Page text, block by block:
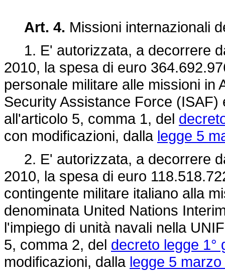
Art. 4. Missioni internazionali
1. E' autorizzata, a decorrere
2010, la spesa di euro
personale militare alle missioni in
Security Assistance Force
all'articolo 5, comma 1, del
con modificazioni, dalla legge 5
2. E' autorizzata, a decorrere
2010, la spesa di euro
contingente militare italiano alla
denominata United Nations
l'impiego di unità navali nella
5, comma 2, del decreto legge 1°
modificazioni, dalla legge 5